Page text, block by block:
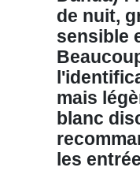
de nuit,
sensible
mais
blanc
les